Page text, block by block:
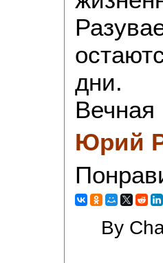
дни.
Юрий
By